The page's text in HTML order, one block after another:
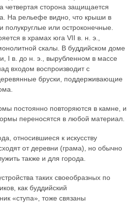
четвертая сторона защищается
На рельефе видно, что крыши в
или остроконечные.
в храмах юга VII в. н. э.,
скалы. В буддийском доме
I в. до н. э., вырубленном в массе
входом воспроизводит с
бруски, поддерживающие
постоянно повторяются в камне, и
переносятся в любой материал.
относившиеся к искусству
от деревни (грама), но обычно
также и для города.
таких своеобразных по
как буддийский
«ступа», тоже связаны